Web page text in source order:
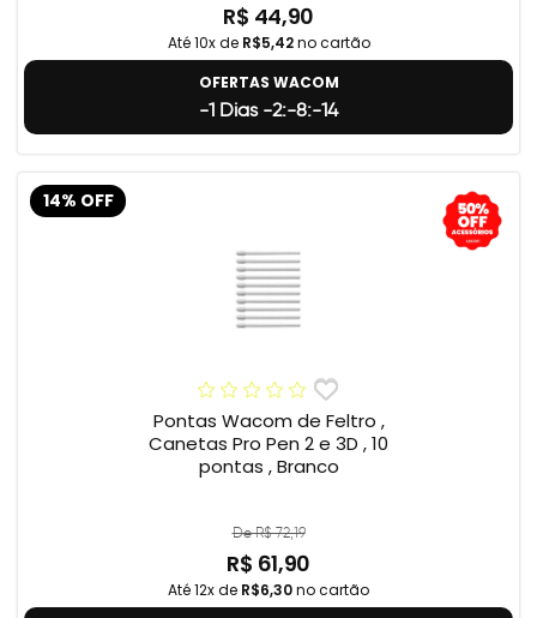
R$ 44,90
Até 10x de R$5,42no cartão
OFERTAS WACOM
-1 Dias -2:-8:-15
14% OFF
Pontas Wacom de Feltro ,
Canetas Pro Pen 2 e 3D , 10
pontas , Branco
De R$ 72,19
R$ 61,90
Até 12x de R$6,30no cartão